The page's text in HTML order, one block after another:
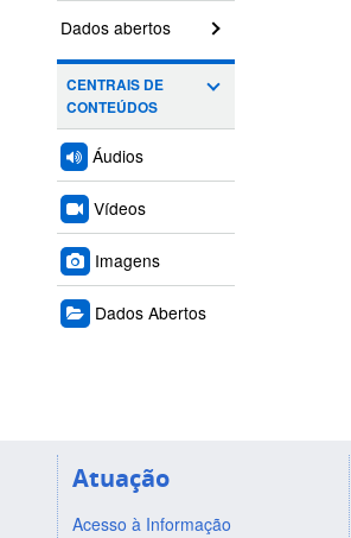
Dados abertos
CENTRAIS DE
CONTEÚDOS
Áudios
Vídeos
Imagens
Dados Abertos
Atuação
Acesso à Informação